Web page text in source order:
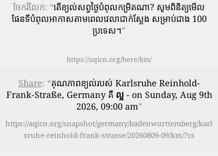
ចែករំលែក: “តើ​ខ្យល់​សព្វថ្ងៃ​បំពុល​កម្រិត​ណា? សូមពិនិត្យមើល
ផែនទីបំពុលអាកាសតាមពេលវេលាជាក់ស្តែង សម្រាប់ជាង 100
ប្រទេស។”
https://aqicn.org/here/km/
Share: “គុណភាពខ្យល់របស់ Karlsruhe Reinhold-
Frank-Straße, Germany គឺ ល្អ- on Sunday, Aug 9th
2026, 09:00 am”
https://aqicn.org/snapshot/germany/badenwurttemberg/karl
sruhe-reinhold-frank-strasse/20260809-09/km/?cs